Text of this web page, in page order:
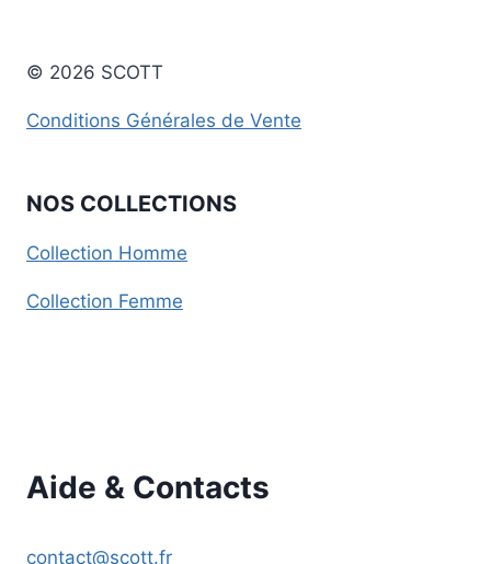
© 2026 SCOTT
Conditions Générales de Vente
NOS COLLECTIONS
Collection Homme
Collection Femme
Aide & Contacts
contact@scott.fr